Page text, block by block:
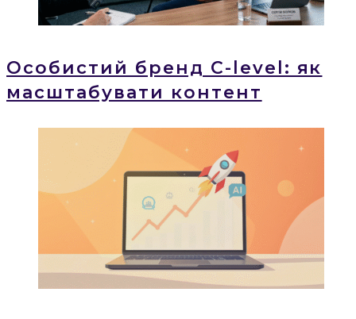
Особистий бренд C-level: як
масштабувати контент